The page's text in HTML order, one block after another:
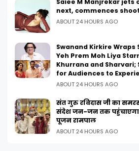
Saiee M Manjrekar
next, commences shoot
ABOUT 24 HOURS AGO
Swanand Kirkire Wraps
Yeh Prem Moh Liya
Khurrana and Sharvari;
for Audiences to
ABOUT 24 HOURS AGO
संत गुरु रविदास जी का
संदेश जन-जन तक
पूजन रामपाल
ABOUT 24 HOURS AGO